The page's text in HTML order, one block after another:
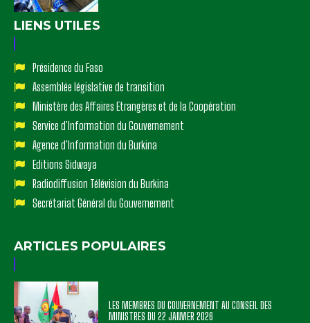
LIENS UTILES
Présidence du Faso
Assemblée législative de transition
Ministère des Affaires Etrangères et de la Coopération
Service d'Information du Gouvernement
Agence d'Information du Burkina
Editions Sidwaya
Radiodiffusion Télévision du Burkina
Secrétariat Général du Gouvernement
ARTICLES POPULAIRES
LES MEMBRES DU GOUVERNEMENT AU CONSEIL DES
MINISTRES DU 22 JANVIER 2026